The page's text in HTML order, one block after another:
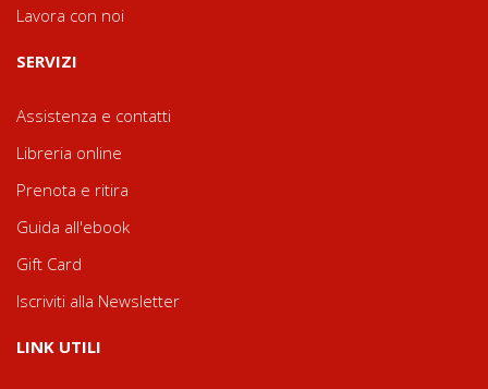
Lavora con noi
SERVIZI
Assistenza e contatti
Libreria online
Prenota e ritira
Guida all'ebook
Gift Card
Iscriviti alla Newsletter
LINK UTILI